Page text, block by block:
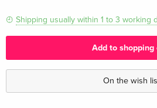
Shipping usually within 1 to 3 working
Add to shopping
On the wish